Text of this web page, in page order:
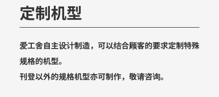
定制机型
爱工舍自主设计制造，可以结合顾客的要求定制特殊
规格的机型。
刊登以外的规格机型亦可制作，敬请咨询。